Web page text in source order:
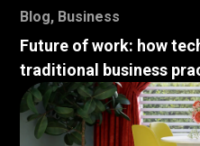
Blog, Business
Future of work: how
traditional business